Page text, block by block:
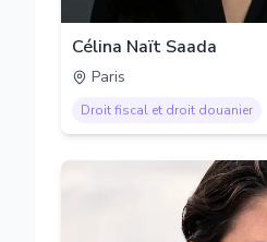
Célina Naït Saada
Paris
Droit fiscal et droit douanier